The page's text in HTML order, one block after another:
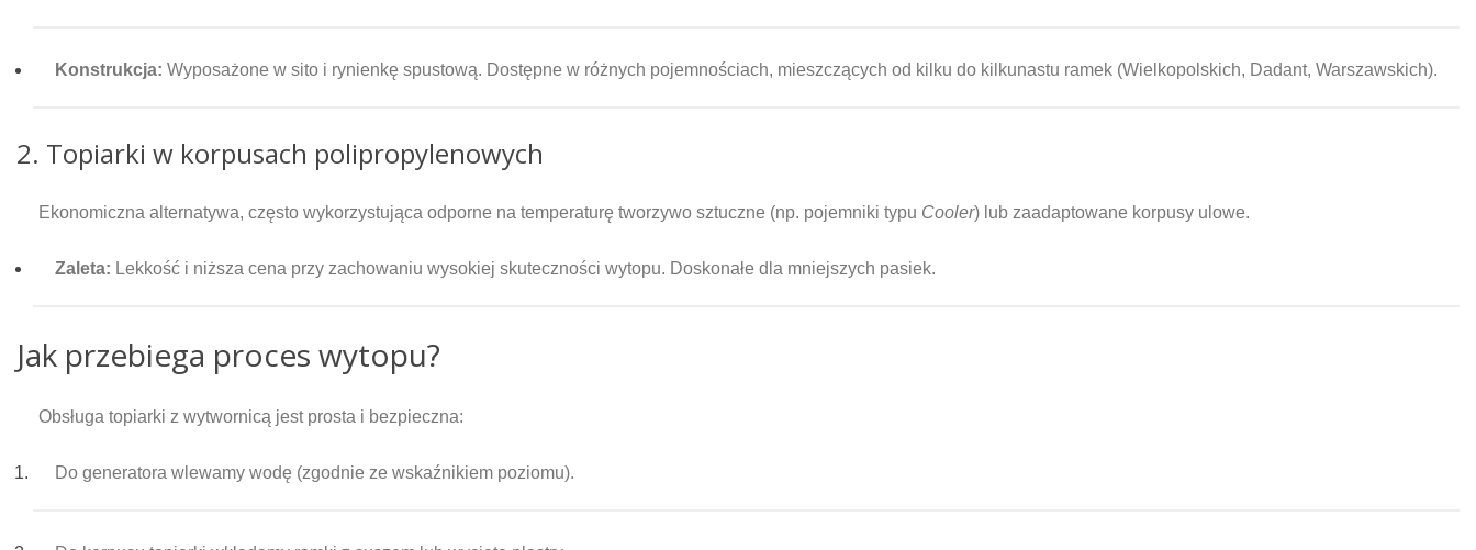
Konstrukcja: Wyposażone w sito i rynienkę spustową. Dostępne w różnych pojemnościach, mieszczących od kilku do kilkunastu ramek (Wielkopolskich, Dadant, Warszawskich).
2. Topiarki w korpusach polipropylenowych
Ekonomiczna alternatywa, często wykorzystująca odporne na temperaturę tworzywo sztuczne (np. pojemniki typu Cooler) lub zaadaptowane korpusy ulowe.
Zaleta: Lekkość i niższa cena przy zachowaniu wysokiej skuteczności wytopu. Doskonałe dla mniejszych pasiek.
Jak przebiega proces wytopu?
Obsługa topiarki z wytwornicą jest prosta i bezpieczna:
Do generatora wlewamy wodę (zgodnie ze wskaźnikiem poziomu).